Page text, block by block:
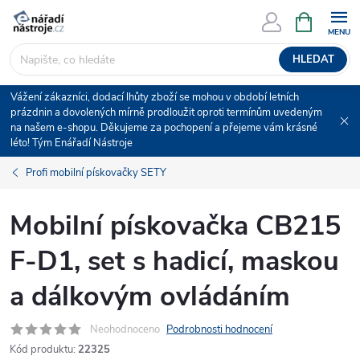
Přejít
obsah
HLEDAT
NÁKUPNÍ
KOŠÍK
Vážení zákazníci, dodací lhůty zboží se mohou v období letních
prázdnin a dovolených mírně prodloužit oproti termínům uvedeným
na našem e-shopu. Děkujeme za pochopení a přejeme vám krásné
léto! Tým Enářadí Nástroje
Profi mobilní pískovačky SETY
Mobilní pískovačka CB215
F-D1, set s hadicí, maskou
a dálkovým ovládáním
Neohodnoceno Podrobnosti hodnocení
Kód produktu: 22325